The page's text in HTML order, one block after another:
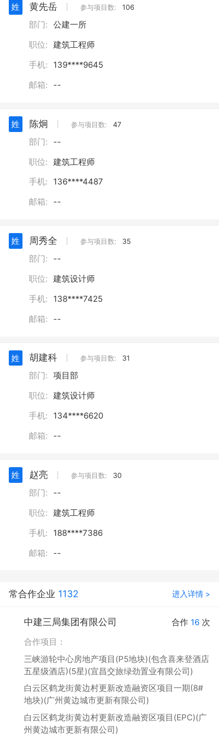
姓 黄先岳 参与项目数: 106
部门: 公建一所
职位: 建筑工程师
手机: 139****9645
邮箱: --
姓 陈炯 参与项目数: 47
部门: --
职位: 建筑工程师
手机: 136****4487
邮箱: --
姓 周秀全 参与项目数: 35
部门: --
职位: 建筑设计师
手机: 138****7425
邮箱: --
姓 胡建科 参与项目数: 31
部门: 项目部
职位: 建筑设计师
手机: 134****6620
邮箱: --
姓 赵亮 参与项目数: 30
部门: --
职位: 建筑工程师
手机: 188****7386
邮箱: --
常合作企业 1132 进入详情 >
中建三局集团有限公司 合作 16 次
合作项目：
三峡游轮中心房地产项目(P5地块)(包含喜来登酒店
五星级酒店)(5星)(宜昌交旅绿劲置业有限公司)
白云区鹤龙街黄边村更新改造融资区项目一期(8#
地块)(广州黄边城市更新有限公司)
白云区鹤龙街黄边村更新改造融资区项目(EPC)(广
州黄边城市更新有限公司)